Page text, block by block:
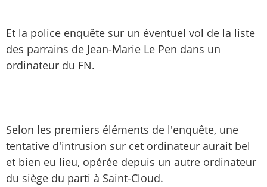
Et la police enquête sur un éventuel vol de la liste
des parrains de Jean-Marie Le Pen dans un
ordinateur du FN.
Selon les premiers éléments de l'enquête, une
tentative d'intrusion sur cet ordinateur aurait bel
et bien eu lieu, opérée depuis un autre ordinateur
du siège du parti à Saint-Cloud.